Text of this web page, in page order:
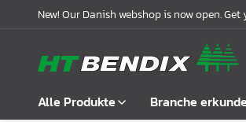
New! Our Danish webshop is now open.
Alle Produkte Branche